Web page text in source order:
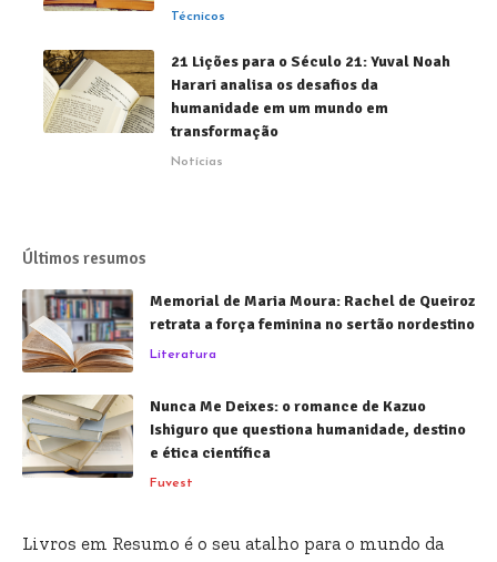
Técnicos
21 Lições para o Século 21: Yuval Noah
Harari analisa os desafios da
humanidade em um mundo em
transformação
Notícias
Últimos resumos
Memorial de Maria Moura: Rachel de Queiroz
retrata a força feminina no sertão nordestino
Literatura
Nunca Me Deixes: o romance de Kazuo
Ishiguro que questiona humanidade, destino
e ética científica
Fuvest
Livros em Resumo é o seu atalho para o mundo da